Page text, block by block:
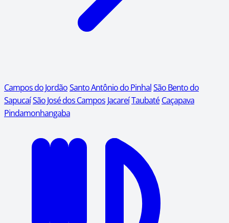
Campos do JordãoSanto Antônio do PinhalSão Bento do
SapucaíSão José dos Campos JacareíTaubaté Caçapava
Pindamonhangaba